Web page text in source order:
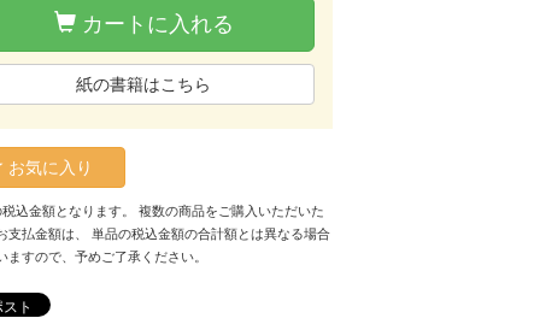
カートに入れる
紙の書籍はこちら
お気に入り
込金額となります。 複数の商品をご購入いただいた
支払金額は、 単品の税込金額の合計額とは異なる場合
ますので、予めご了承ください。
ト